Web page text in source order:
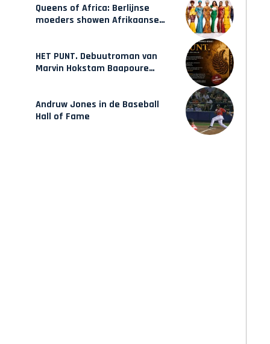
Queens of Africa: Berlijnse
moeders showen Afrikaanse
HET PUNT. Debuutroman van
Marvin Hokstam Baapoure
Andruw Jones in de Baseball
Hall of Fame